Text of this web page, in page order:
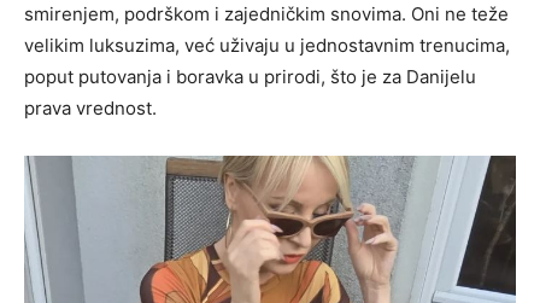
smirenjem, podrškom i zajedničkim snovima. Oni ne teže
velikim luksuzima, već uživaju u jednostavnim trenucima,
poput putovanja i boravka u prirodi, što je za Danijelu
prava vrednost.